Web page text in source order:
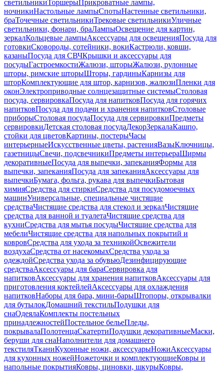
светильникиТоршерыПрикроватные лампы,
ночникиНастольные лампыСпотыНастенные светильники,
браТочечные светильникиТрековые светильникиУличные
светильники, фонари, браЛампыОсвещение для картин,
зеркалКольцевые лампыАксессуары для освещенияПосуда для
готовкиСковороды, сотейники, вокиКастрюли, ковши,
казаныПосуда для СВЧКрышки и аксессуары для
посудыГастроемкостиЖалюзи, шторыЖалюзи, рулонные
шторы, римские шторыШторы, гардиныКарнизы для
шторКомплектующие для штор, карнизов, жалюзиПленки для
оконЭлектроприводные солнцезащитные системыСтоловая
посуда, сервировкаПосуда для напитковПосуда для горячих
напитковПосуда для подачи и хранения напитковСтоловые
приборыСтоловая посудаПосуда для сервировкиПредметы
сервировкиДетская столовая посудаДекорЗеркалаКашпо,
стойки для цветовКартины, постерыЧасы
интерьерныеИскусственные цветы, растенияВазыКлючницы,
газетницыСвечи, подсвечникиПредметы интерьераШирмы
декоративныеПосуда для выпечки, запеканияФормы для
выпечки, запеканияПосуда для запеканияАксессуары для
выпечкиБумага, фольга, рукава для выпечкиБытовая
химияСредства для стиркиСредства для посудомоечных
машинУниверсальные, специальные чистящие
средстваЧистящие средства для стекол и зеркалЧистящие
средства для ванной и туалетаЧистящие средства для
кухниСредства для мытья посудыЧистящие средства для
мебелиЧистящие средства для напольных покрытий и
ковровСредства для ухода за техникойОсвежители
воздухаСредства от насекомыхСредства ухода за
одеждойСредства ухода за обувьюДезинфицирующие
средстваАксессуары для бараСервировка для
напитковАксессуары для хранения напитковАксессуары для
приготовления коктейлейАксессуары для охлаждения
напитковНаборы для бара, мини-барыШтопоры, открывалки
для бутылокДомашний текстильПодушки для
снаОдеялаКомплекты постельных
принадлежностейПостельное бельеПледы,
покрывалаПолотенцаСкатертиПодушки декоративныеМаски,
беруши для снаНаполнители для домашнего
текстиляТканиКухонные ножи, аксессуарыНожиАксессуары
для кухонных ножейНожеточки и комплектующиеКовры и
напольные покрытияКовры, циновки, шкурыКовры,